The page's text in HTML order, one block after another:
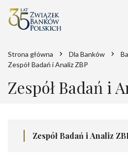
Strona główna Dla Banków
Zespół Badań i Analiz ZBP
Zespół Badań i
Zespół Badań i Analiz